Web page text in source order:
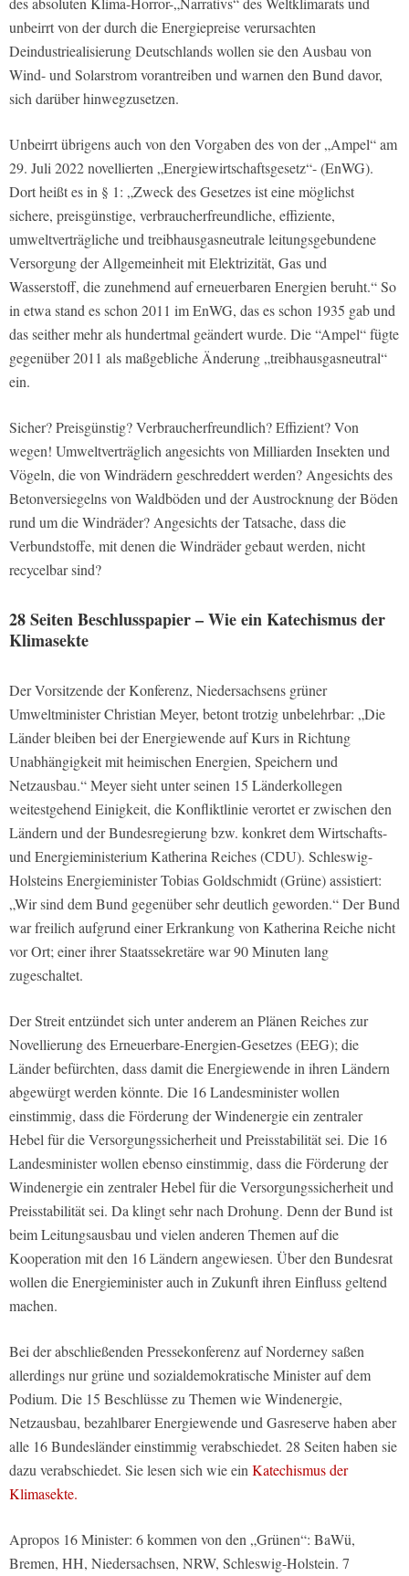
unbeirrt von der durch die Energiepreise verursachten
Deindustriealisierung Deutschlands wollen sie den Ausbau von
Wind- und Solarstrom vorantreiben und warnen den Bund davor,
sich darüber hinwegzusetzen.
Unbeirrt übrigens auch von den Vorgaben des von der „Ampel“ am
29. Juli 2022 novellierten „Energiewirtschaftsgesetz“- (EnWG).
Dort heißt es in § 1: „Zweck des Gesetzes ist eine möglichst
sichere, preisgünstige, verbraucherfreundliche, effiziente,
umweltverträgliche und treibhausgasneutrale leitungsgebundene
Versorgung der Allgemeinheit mit Elektrizität, Gas und
Wasserstoff, die zunehmend auf erneuerbaren Energien beruht.“ So
in etwa stand es schon 2011 im EnWG, das es schon 1935 gab und
das seither mehr als hundertmal geändert wurde. Die “Ampel“ fügte
gegenüber 2011 als maßgebliche Änderung „treibhausgasneutral“
ein.
Sicher? Preisgünstig? Verbraucherfreundlich? Effizient? Von
wegen! Umweltverträglich angesichts von Milliarden Insekten und
Vögeln, die von Windrädern geschreddert werden? Angesichts des
Betonversiegelns von Waldböden und der Austrocknung der Böden
rund um die Windräder? Angesichts der Tatsache, dass die
Verbundstoffe, mit denen die Windräder gebaut werden, nicht
recycelbar sind?
28 Seiten Beschlusspapier – Wie ein Katechismus der
Klimasekte
Der Vorsitzende der Konferenz, Niedersachsens grüner
Umweltminister Christian Meyer, betont trotzig unbelehrbar: „Die
Länder bleiben bei der Energiewende auf Kurs in Richtung
Unabhängigkeit mit heimischen Energien, Speichern und
Netzausbau.“ Meyer sieht unter seinen 15 Länderkollegen
weitestgehend Einigkeit, die Konfliktlinie verortet er zwischen den
Ländern und der Bundesregierung bzw. konkret dem Wirtschafts-
und Energieministerium Katherina Reiches (CDU). Schleswig-
Holsteins Energieminister Tobias Goldschmidt (Grüne) assistiert:
„Wir sind dem Bund gegenüber sehr deutlich geworden.“ Der Bund
war freilich aufgrund einer Erkrankung von Katherina Reiche nicht
vor Ort; einer ihrer Staatssekretäre war 90 Minuten lang
zugeschaltet.
Der Streit entzündet sich unter anderem an Plänen Reiches zur
Novellierung des Erneuerbare-Energien-Gesetzes (EEG); die
Länder befürchten, dass damit die Energiewende in ihren Ländern
abgewürgt werden könnte. Die 16 Landesminister wollen
einstimmig, dass die Förderung der Windenergie ein zentraler
Hebel für die Versorgungssicherheit und Preisstabilität sei. Die 16
Landesminister wollen ebenso einstimmig, dass die Förderung der
Windenergie ein zentraler Hebel für die Versorgungssicherheit und
Preisstabilität sei. Da klingt sehr nach Drohung. Denn der Bund ist
beim Leitungsausbau und vielen anderen Themen auf die
Kooperation mit den 16 Ländern angewiesen. Über den Bundesrat
wollen die Energieminister auch in Zukunft ihren Einfluss geltend
machen.
Bei der abschließenden Pressekonferenz auf Norderney saßen
allerdings nur grüne und sozialdemokratische Minister auf dem
Podium. Die 15 Beschlüsse zu Themen wie Windenergie,
Netzausbau, bezahlbarer Energiewende und Gasreserve haben aber
alle 16 Bundesländer einstimmig verabschiedet. 28 Seiten haben sie
dazu verabschiedet. Sie lesen sich wie ein Katechismus der
Klimasekte.
Apropos 16 Minister: 6 kommen von den „Grünen“: BaWü,
Bremen, HH, Niedersachsen, NRW, Schleswig-Holstein. 7